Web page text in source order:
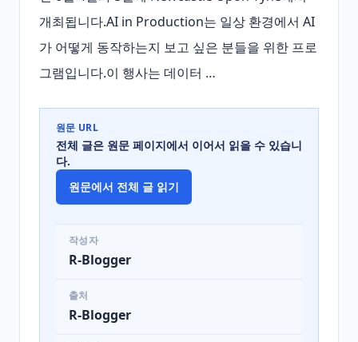
개최됩니다.AI in Production는 일상 환경에서 AI
가 어떻게 동작하는지 보고 싶은 분들을 위한 프로
그램입니다.이 행사는 데이터 …
원문 URL
전체 글은 원문 페이지에서 이어서 읽을 수 있습니
다.
원문에서 전체 글 읽기
작성자
R-Blogger
출처
R-Blogger